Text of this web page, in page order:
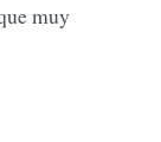
muy